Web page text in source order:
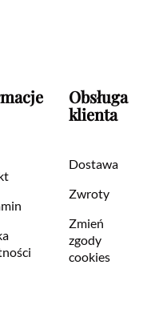
Obsługa
klienta
Dostawa
Zwroty
Zmień
zgody
cookies